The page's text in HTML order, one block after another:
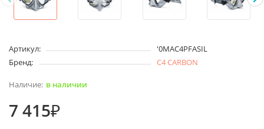
Артикул:
'0MAC4PFASIL
Бренд:
C4 CARBON
в наличии
7 415₽